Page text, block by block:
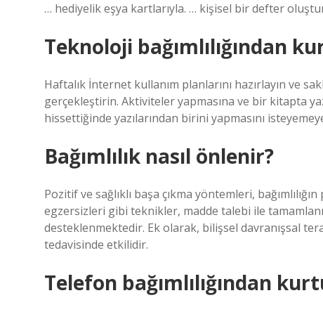
… hediyelik eşya kartlarıyla. … kişisel bir defter
Teknoloji bağımlılığından
Haftalık İnternet kullanım planlarını hazırlayın ve
gerçekleştirin. Aktiviteler yapmasına ve bir kitapta
hissettiğinde yazılarından birini yapmasını
Bağımlılık nasıl önlenir?
Pozitif ve sağlıklı başa çıkma yöntemleri,
egzersizleri gibi teknikler, madde talebi ile
desteklenmektedir. Ek olarak, bilişsel davranışsal
tedavisinde etkilidir.
Telefon bağımlılığından